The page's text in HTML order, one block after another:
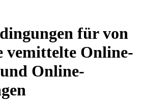
für von
vemittelte Online-
Online-